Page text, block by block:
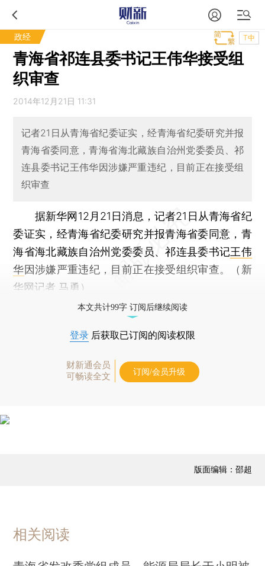
政经 T中
青海省祁连县委书记王伟华接受组
织审查
2014年12月21日 11:31
记者21日从青海省纪委证实，经青海省纪委研究并报
青海省委同意，青海省海北藏族自治州党委委员、祁
连县委书记王伟华因涉嫌严重违纪，目前正在接受组
织审查
据新华网12月21日消息，记者21日从青海省纪
委证实，经青海省纪委研究并报青海省委同意，青
海省海北藏族自治州党委委员、祁连县委书记王伟
华因涉嫌严重违纪，目前正在接受组织审查。（新
华网记者 马勇）
本文共计99字 订阅后继续阅读
登录 后获取已订阅的阅读权限
财新通会员
可畅读全文
订阅/会员升级
版面编辑：邵超
相关阅读